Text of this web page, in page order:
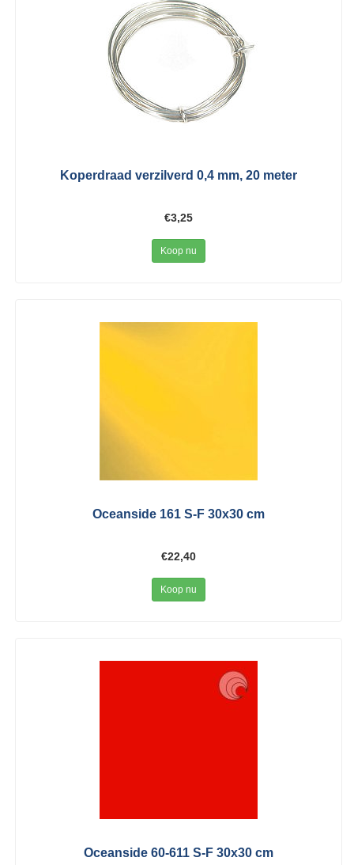
Koperdraad verzilverd 0,4 mm, 20 meter
€3,25
Koop nu
Oceanside 161 S-F 30x30 cm
€22,40
Koop nu
Oceanside 60-611 S-F 30x30 cm